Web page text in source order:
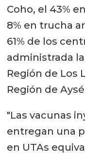
Coho, el 43%
8% en trucha
61% de los
administrada
Región de Los
Región de
"Las vacunas
entregan una
en UTAs